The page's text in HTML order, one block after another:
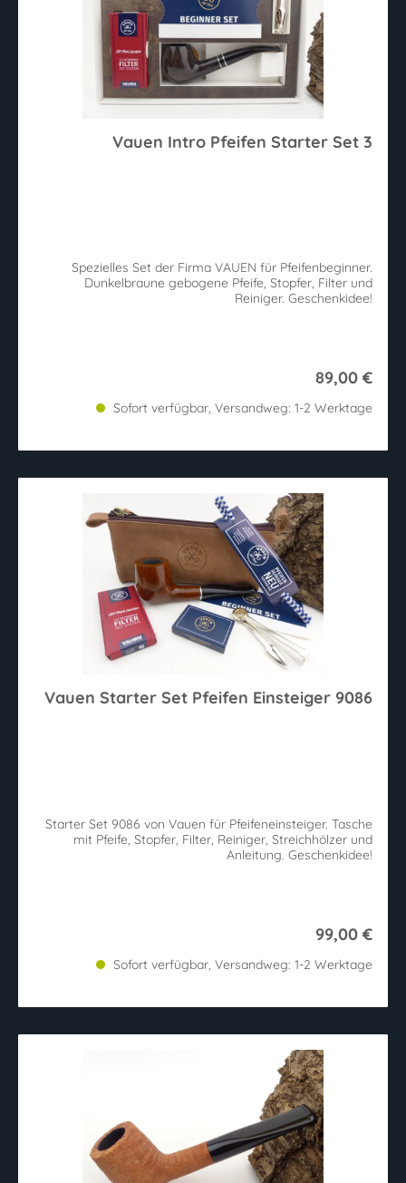
Vauen Intro Pfeifen Starter Set 3
Spezielles Set der Firma VAUEN für Pfeifenbeginner.
Dunkelbraune gebogene Pfeife, Stopfer, Filter und
Reiniger. Geschenkidee!
89,00 €
Sofort verfügbar, Versandweg: 1-2 Werktage
Vauen Starter Set Pfeifen Einsteiger 9086
Starter Set 9086 von Vauen für Pfeifeneinsteiger. Tasche
mit Pfeife, Stopfer, Filter, Reiniger, Streichhölzer und
Anleitung. Geschenkidee!
99,00 €
Sofort verfügbar, Versandweg: 1-2 Werktage